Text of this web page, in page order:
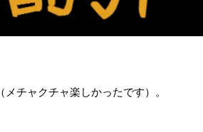
（メチャクチャ楽しかったです）。